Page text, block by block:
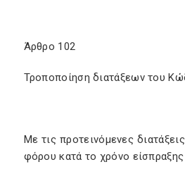
Άρθρο 102
Τροποποίηση διατάξεων του
Με τις προτεινόμενες
φόρου κατά το χρόνο είσπραξης